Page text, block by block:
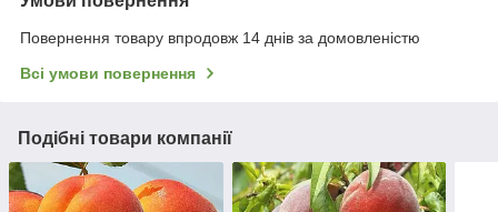
Повернення товару впродовж 14 днів за домовленістю
Всі умови повернення
Подібні товари компанії